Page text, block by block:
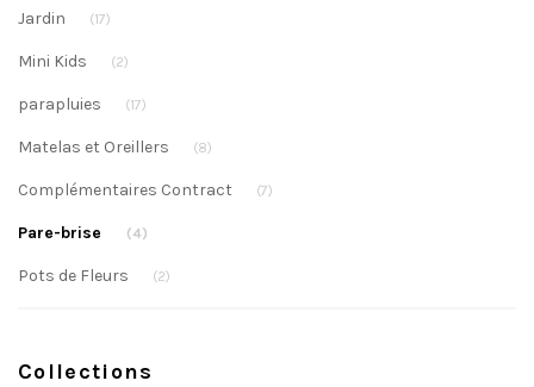
Jardin (17)
Mini Kids (2)
parapluies (17)
Matelas et Oreillers (8)
Complémentaires Contract (7)
Pare-brise (4)
Pots de Fleurs (2)
Collections